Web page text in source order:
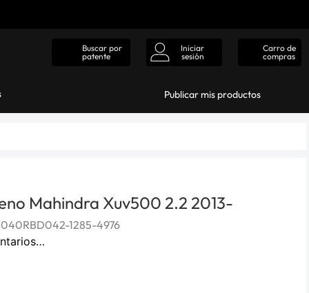
Buscar por
patente
Iniciar
sesión
Carro de
compras
Publicar mis productos
Mahindra Xuv500 2.2 2013-
1285-4976